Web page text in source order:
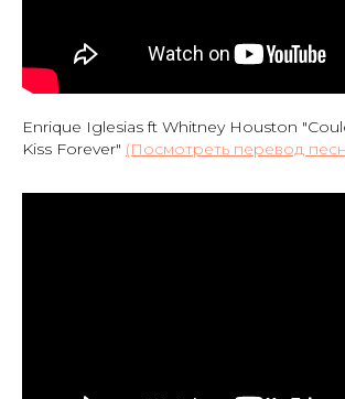
Enrique Iglesias ft Whitney Houston
Kiss Forever" (Посмотреть перевод